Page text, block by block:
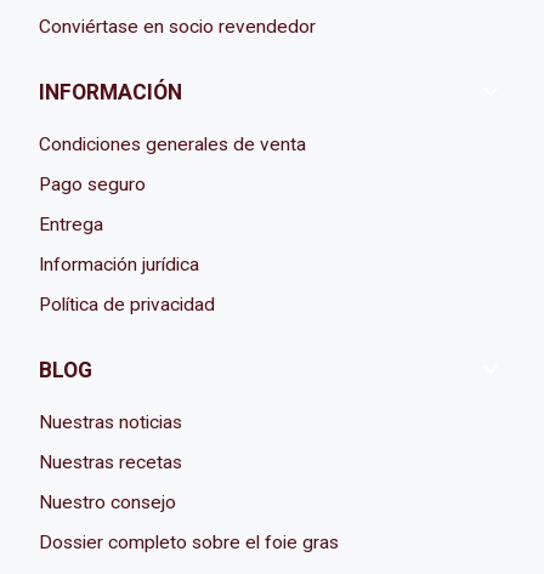
Conviértase en socio revendedor
INFORMACIÓN
Condiciones generales de venta
Pago seguro
Entrega
Información jurídica
Política de privacidad
BLOG
Nuestras noticias
Nuestras recetas
Nuestro consejo
Dossier completo sobre el foie gras